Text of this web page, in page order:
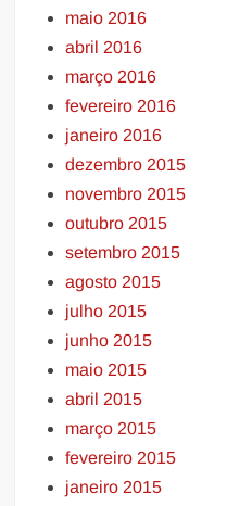
maio 2016
abril 2016
março 2016
fevereiro 2016
janeiro 2016
dezembro 2015
novembro 2015
outubro 2015
setembro 2015
agosto 2015
julho 2015
junho 2015
maio 2015
abril 2015
março 2015
fevereiro 2015
janeiro 2015